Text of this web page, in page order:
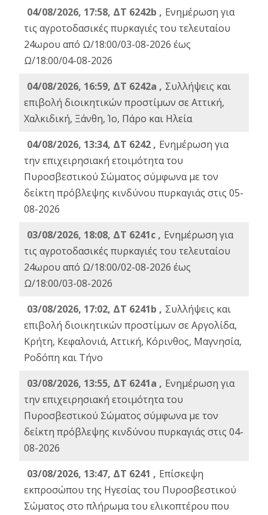
04/08/2026, 17:58, ΔΤ 6242b , Ενημέρωση για
τις αγροτοδασικές πυρκαγιές του τελευταίου
24ωρου από Ω/18:00/03-08-2026 έως
Ω/18:00/04-08-2026
04/08/2026, 16:59, ΔΤ 6242a , Συλλήψεις και
επιβολή διοικητικών προστίμων σε Αττική,
Χαλκιδική, Ξάνθη, Ίο, Πάρο και Ηλεία
04/08/2026, 13:34, ΔΤ 6242 , Ενημέρωση για
την επιχειρησιακή ετοιμότητα του
Πυροσβεστικού Σώματος σύμφωνα με τον
δείκτη πρόβλεψης κινδύνου πυρκαγιάς στις 05-
08-2026
03/08/2026, 18:08, ΔΤ 6241c , Ενημέρωση για
τις αγροτοδασικές πυρκαγιές του τελευταίου
24ωρου από Ω/18:00/02-08-2026 έως
Ω/18:00/03-08-2026
03/08/2026, 17:02, ΔΤ 6241b , Συλλήψεις και
επιβολή διοικητικών προστίμων σε Αργολίδα,
Κρήτη, Κεφαλονιά, Αττική, Κόρινθος, Μαγνησία,
Ροδόπη και Τήνο
03/08/2026, 13:55, ΔΤ 6241a , Ενημέρωση για
την επιχειρησιακή ετοιμότητα του
Πυροσβεστικού Σώματος σύμφωνα με τον
δείκτη πρόβλεψης κινδύνου πυρκαγιάς στις 04-
08-2026
03/08/2026, 13:47, ΔΤ 6241 , Επίσκεψη
εκπροσώπου της Ηγεσίας του Πυροσβεστικού
Σώματος στο πλήρωμα του ελικοπτέρου που